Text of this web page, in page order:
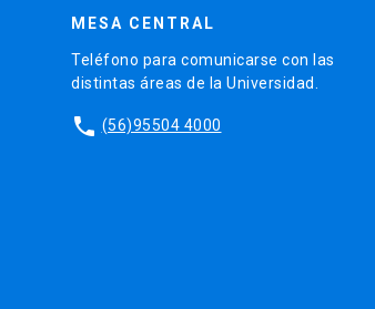
MESA CENTRAL
Teléfono para comunicarse con las
distintas áreas de la Universidad.
phone (56)95504 4000